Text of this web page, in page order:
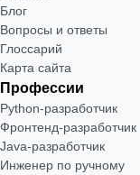
Блог
Вопросы и ответы
Глоссарий
Карта сайта
Профессии
Python-разработчик
Фронтенд-разработчик
Java-разработчик
Инженер по ручному